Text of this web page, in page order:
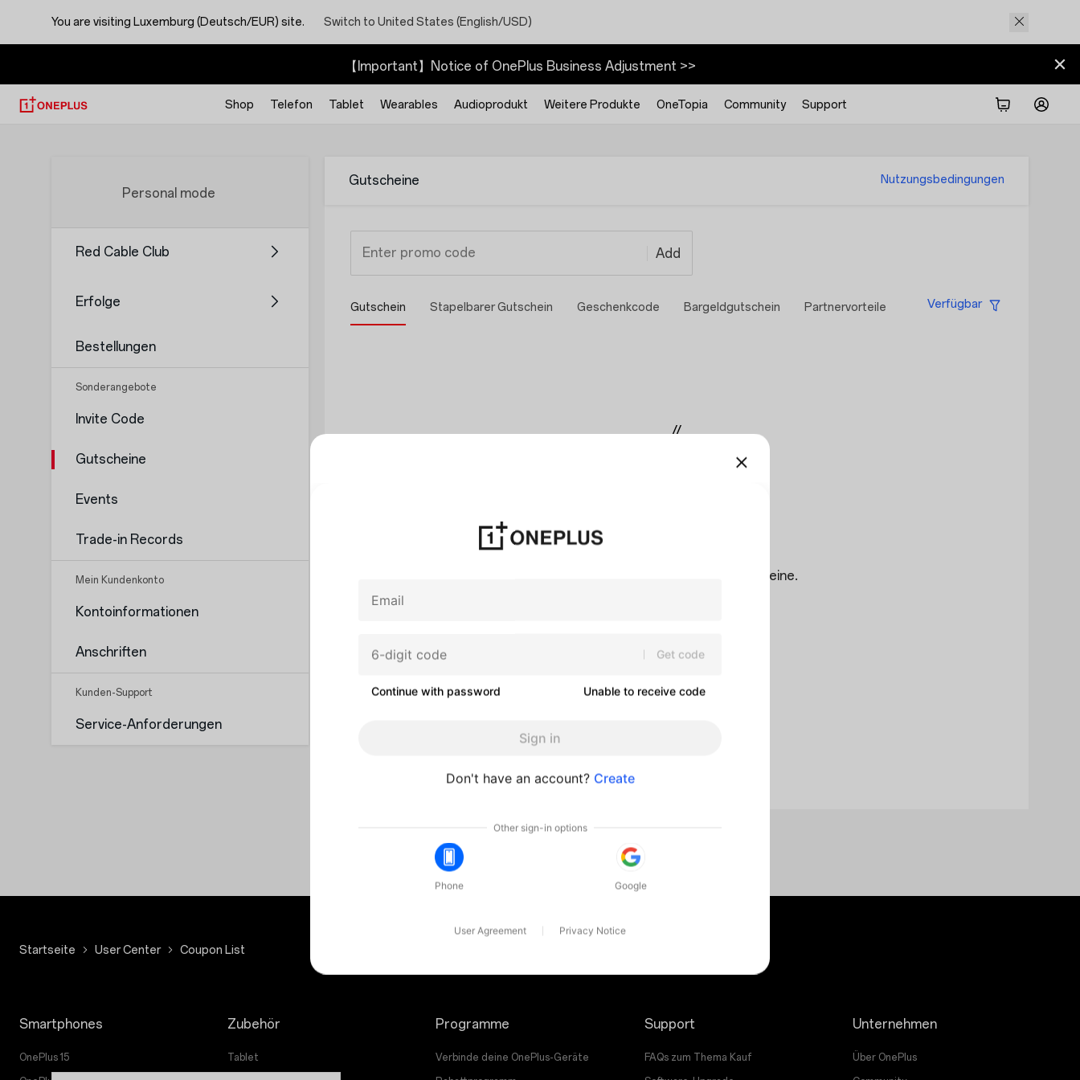
You are visiting Luxemburg (Deutsch/EUR) site. Switch to United States (English/USD)
【Important】Notice of OnePlus Business Adjustment >>
Shop Telefon Tablet Wearables Audioprodukt Weitere Produkte OneTopia Community Support
Customer
Voucher
Personal mode
Red Cable Club
Erfolge
Bestellungen
Sonderangebote
Invite Code
Gutscheine
Events
Trade-in Records
Mein Kundenkonto
Kontoinformationen
Anschriften
Kunden-Support
Service-Anforderungen
Gutscheine Nutzungsbedingungen
Enter promo code Add
Gutschein Stapelbarer Gutschein Geschenkcode Bargeldgutschein Partnervorteile Verfügbar
//
Du hast keine unbenutzten Gutscheine.
Startseite User Center Coupon List
Smartphones
OnePlus 15
Zubehör
Tablet
Programme
Verbinde deine OnePlus-Geräte
Support
FAQs zum Thema Kauf
Unternehmen
Über OnePlus